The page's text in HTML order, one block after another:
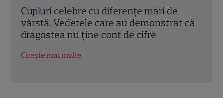
Cine este Monica Tand, soția lui Nicolai
Tand. A renunțat la cariera
internațională pentru el
Citește mai multe